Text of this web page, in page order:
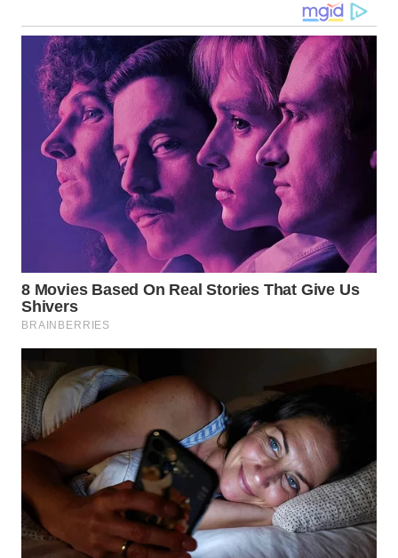
WN
NUSANTARA
WN
JOGJA
WN
JATIM
WN
KALBAR
WN
KALTENG
WN
KALTARA
KALSEL
WN